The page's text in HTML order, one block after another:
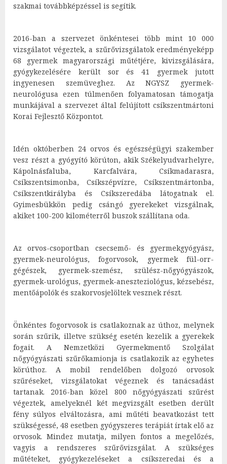
szakmai továbbképzéssel is segítik.
2016-ban a szervezet önkéntesei több mint 10 000
vizsgálatot végeztek, a szűrővizsgálatok eredményeképp
68 gyermek magyarországi műtétjére, kivizsgálására,
gyógykezelésére került sor és 41 gyermek jutott
ingyenesen szemüveghez. Az NGYSZ gyermek-
neurológusa ezen túlmenően folyamatosan támogatja
munkájával a szervezet által felújított csíkszentmártoni
Korai Fejlesztő Központot.
Idén októberben 24 orvos és egészségügyi szakember
vesz részt a gyógyító körúton, akik Székelyudvarhelyre,
Kápolnásfaluba, Karcfalvára, Csíkmadarasra,
Csíkszentsimonba, Csíkszépvízre, Csíkszentmártonba,
Csíkszentkirályba és Csíkszeredába látogatnak el.
Gyimesbükkön pedig csángó gyerekeket vizsgálnak,
akiket 100-200 kilométerről buszok szállítana oda.
Az orvos-csoportban csecsemő- és gyermekgyógyász,
gyermek-neurológus, fogorvosok, gyermek fül-orr-
gégészek, gyermek-szemész, szülész-nőgyógyászok,
gyermek-urológus, gyermek-aneszteziológus, kézsebész,
mentőápolók és szakorvosjelöltek vesznek részt.
Önkéntes fogorvosok is csatlakoznak az úthoz, melynek
során szűrik, illetve szükség esetén kezelik a gyerekek
fogait. A Nemzetközi Gyermekmentő Szolgálat
nőgyógyászati szűrőkamionja is csatlakozik az egyhetes
körúthoz. A mobil rendelőben dolgozó orvosok
szűréseket, vizsgálatokat végeznek és tanácsadást
tartanak. 2016-ban közel 800 nőgyógyászati szűrést
végeztek, amelyeknél két megvizsgált esetben derült
fény súlyos elváltozásra, ami műtéti beavatkozást tett
szükségessé, 48 esetben gyógyszeres terápiát írtak elő az
orvosok. Mindez mutatja, milyen fontos a megelőzés,
vagyis a rendszeres szűrővizsgálat. A szükséges
műtéteket, gyógykezeléseket a csíkszeredai és a